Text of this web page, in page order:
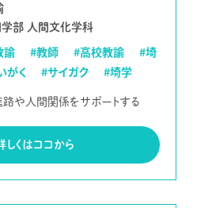
部 人間文化学科
諭 #教師 #高校教諭
#埼
がく #サイガク #埼学
や人間関係をサポートする
しくはココから